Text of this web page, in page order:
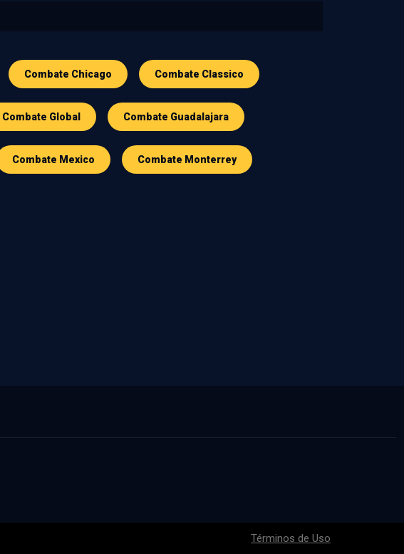
Combate Chicago Combate Classico
Combate Global Combate Guadalajara
Combate Mexico Combate Monterrey
Términos de Uso